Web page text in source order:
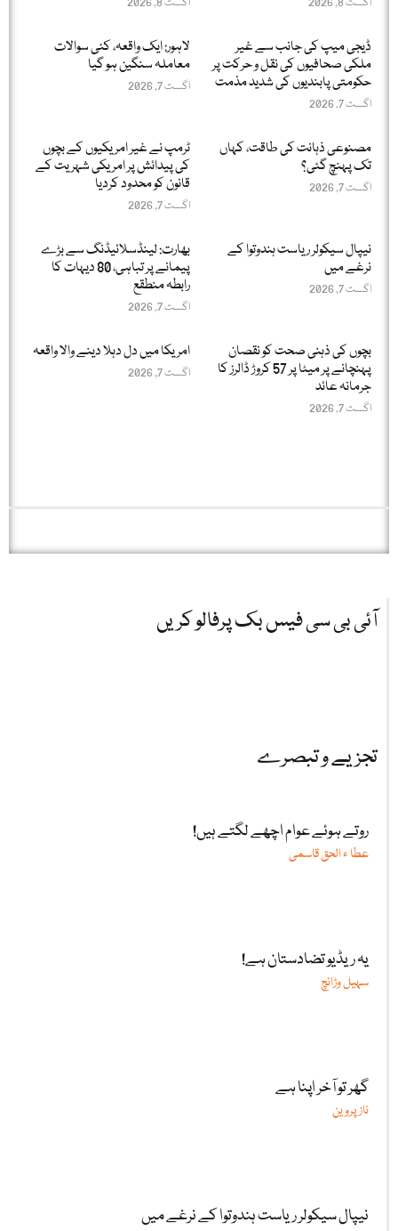
ڈیجی میپ کی جانب سے غیر
ملکی صحافیوں کی نقل و حرکت پر
حکومتی پابندیوں کی شدید مذمت
اگست 7, 2026
لاہور: ایک واقعہ، کئی سوالات
معاملہ سنگین ہو گیا
اگست 7, 2026
مصنوعی ذہانت کی طاقت، کہاں
تک پہنچ گئی؟
اگست 7, 2026
ٹرمپ نے غیر امریکیوں کے بچوں
کی پیدائش پر امریکی شہریت کے
قانون کو محدود کردیا
اگست 7, 2026
نیپال سیکولر ریاست ہندوتوا کے
نرغے میں
اگست 7, 2026
بھارت: لینڈسلائیڈنگ سے بڑے
پیمانے پر تباہی، 80 دیہات کا
رابطہ منطقع
اگست 7, 2026
بچوں کی ذہنی صحت کو نقصان
پہنچانے پر میٹا پر 57 کروڑ ڈالرز کا
جرمانہ عائد
اگست 7, 2026
امریکا میں دل دہلا دینے والا واقعہ
اگست 7, 2026
آئی بی سی فیس بک پرفالو کریں
تجزیے و تبصرے
روتے ہوئے عوام اچھے لگتے ہیں!
عطا ء الحق قاسمی
یہ ریڈیو تضادستان ہے!
سہیل وڑائچ
گھر تو آخر اپنا ہے
ناز پروین
نیپال سیکولر ریاست ہندوتوا کے نرغے میں